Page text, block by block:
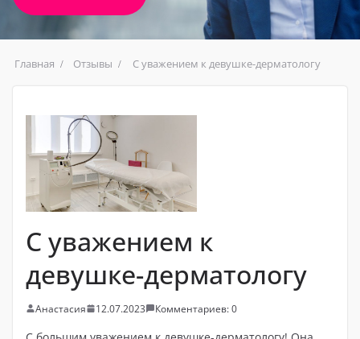
Главная Отзывы С уважением к девушке-дерматологу
С уважением к
девушке-дерматологу
Анастасия 12.07.2023 Комментариев: 0